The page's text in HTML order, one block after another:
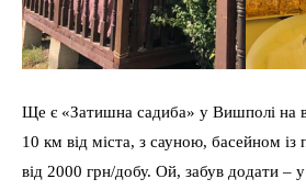
Ще є «Затишна садиба» у Вишполі на
10 км від міста, з сауною, басейном із
від 2000 грн/добу. Ой, забув додати – у